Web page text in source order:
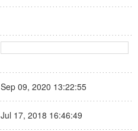
Sep 09, 2020 13:22:55
Jul 17, 2018 16:46:49